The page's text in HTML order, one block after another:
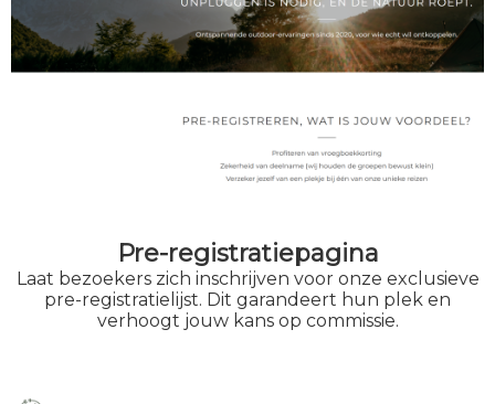
Pre-registratiepagina
Laat bezoekers zich inschrijven voor onze exclusieve
pre-registratielijst. Dit garandeert hun plek en
verhoogt jouw kans op commissie.